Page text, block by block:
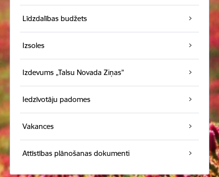
Līdzdalības budžets
Izsoles
Izdevums „Talsu Novada Ziņas”
Iedzīvotāju padomes
Vakances
Attīstības plānošanas dokumenti